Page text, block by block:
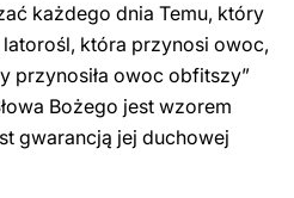
każdego dnia Temu, który
latorośl, która przynosi owoc,
przynosiła owoc obfitszy”
Bożego jest wzorem
gwarancją jej duchowej